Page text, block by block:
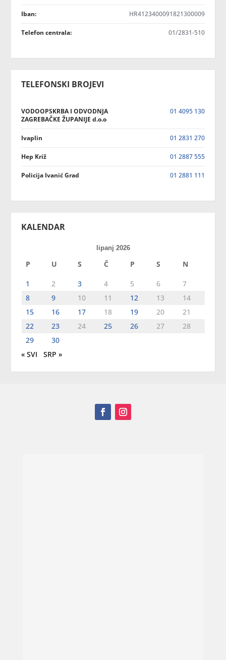
Iban: HR4123400091821300009
Telefon centrala: 01/2831-510
TELEFONSKI BROJEVI
VODOOPSKRBA I ODVODNJA
ZAGREBAČKE ŽUPANIJE d.o.o
01 4095 130
Ivaplin 01 2831 270
Hep Križ 01 2887 555
Policija Ivanić Grad 01 2881 111
KALENDAR
lipanj 2026
P U S Č P S N
1 2 3 4 5 6
7
8
9 10 11 12 13
14
15
16 17 18 19 20
21
22
23 24 25 26 27
28
29
30
« SVI
SRP »